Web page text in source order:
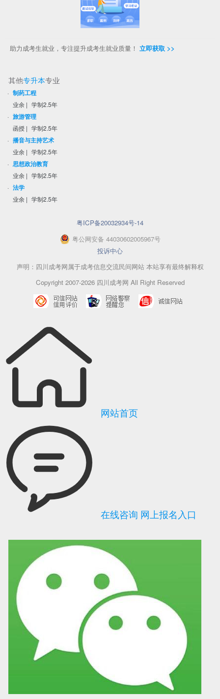
助力成考生就业，专注提升成考生就业质量！ 立即获取 >>
其他专升本专业
· 制药工程
业余 | 学制2.5年
· 旅游管理
函授 | 学制2.5年
· 播音与主持艺术
业余 | 学制2.5年
· 思想政治教育
业余 | 学制2.5年
· 法学
业余 | 学制2.5年
粤ICP备20032934号-14
粤公网安备 44030602005967号
投诉中心
声明：四川成考网属于成考信息交流民间网站 本站享有最终解释权
Copyright 2007-2026 四川成考网 All Right Reserved
可信网站信用评 网络警察提醒你 诚信网站
网站首页
在线咨询 网上报名入口